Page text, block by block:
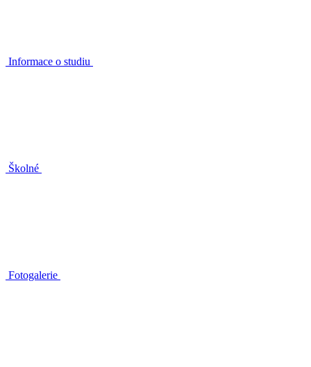
Informace o studiu
Školné
Fotogalerie